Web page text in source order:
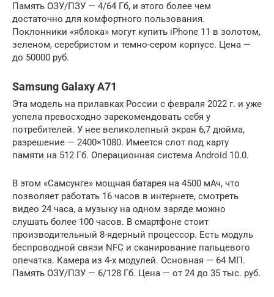
Память ОЗУ/ПЗУ — 4/64 Гб, и этого более чем
достаточно для комфортного пользования.
Поклонники «яблока» могут купить iPhone 11 в золотом,
зеленом, серебристом и темно-сером корпусе. Цена —
до 50000 руб.
Samsung Galaxy A71
Эта модель на прилавках России с февраля 2022 г. и уже
успела превосходно зарекомендовать себя у
потребителей. У нее великолепный экран 6,7 дюйма,
разрешение — 2400×1080. Имеется слот под карту
памяти на 512 Гб. Операционная система Android 10.0.
В этом «Самсунге» мощная батарея на 4500 мАч, что
позволяет работать 16 часов в интернете, смотреть
видео 24 часа, а музыку на одном заряде можно
слушать более 100 часов. В смартфоне стоит
производительный 8-ядерный процессор. Есть модуль
беспроводной связи NFC и сканирование пальцевого
опечатка. Камера из 4-х модулей. Основная — 64 МП.
Память ОЗУ/ПЗУ — 6/128 Гб. Цена — от 24 до 35 тыс. руб.